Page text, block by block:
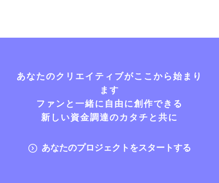
あなたのクリエイティブがここから始まり
ます
ファンと一緒に自由に創作できる
新しい資金調達のカタチと共に
あなたのプロジェクトをスタートする